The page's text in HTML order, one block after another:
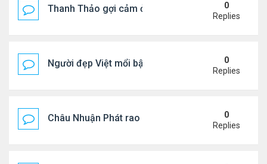
Thanh Thảo gợi cảm ở tuổi 49
0
Replies
Người đẹp Việt mổi bật giữa dàn sao châu Á
0
Replies
Châu Nhuận Phát rao bán tài sản
0
Replies